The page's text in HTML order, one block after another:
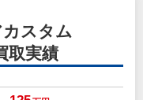
スタム
取実績